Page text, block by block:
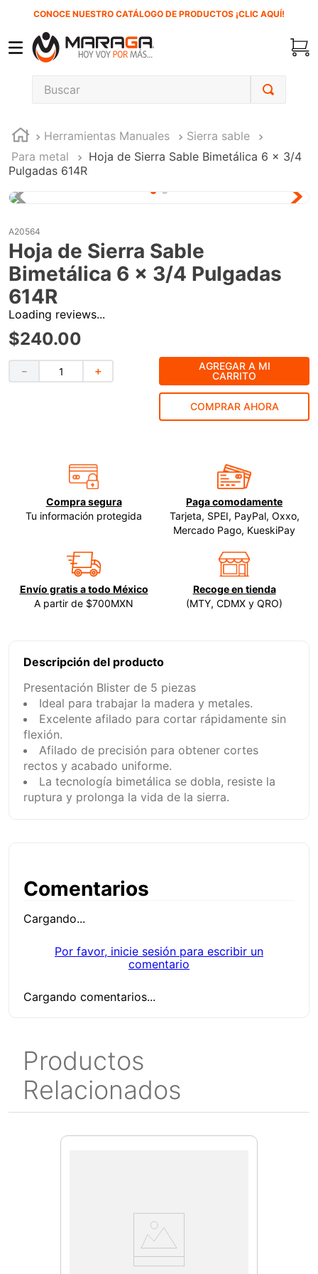
CONOCE NUESTRO CATÁLOGO DE PRODUCTOS ¡CLIC AQUÍ!
Buscar
Herramientas Manuales
Sierra sable
Para metal
Hoja de Sierra Sable Bimetálica 6 x 3/4
Pulgadas 614R
A20564
Hoja de Sierra Sable
Bimetálica 6 x 3/4 Pulgadas
614R
Loading reviews...
$240.00
＋
－
AGREGAR A MI
CARRITO
COMPRAR AHORA
Compra segura
Tu información protegida
Paga comodamente
Tarjeta, SPEI, PayPal, Oxxo,
Mercado Pago, KueskiPay
Envío gratis a todo México
A partir de $700MXN
Recoge en tienda
(MTY, CDMX y QRO)
Descripción del producto
Presentación Blister de 5 piezas
Ideal para trabajar la madera y metales.
Excelente afilado para cortar rápidamente sin
flexión.
Afilado de precisión para obtener cortes
rectos y acabado uniforme.
La tecnología bimetálica se dobla, resiste la
ruptura y prolonga la vida de la sierra.
Comentarios
Cargando...
Por favor, inicie sesión para escribir un
comentario
Cargando comentarios...
Productos
Relacionados
1.
carbones
2.
inversora
interruptor
lenox